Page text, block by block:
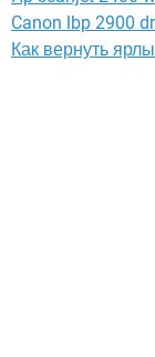
Canon lbp 2900
Как вернуть